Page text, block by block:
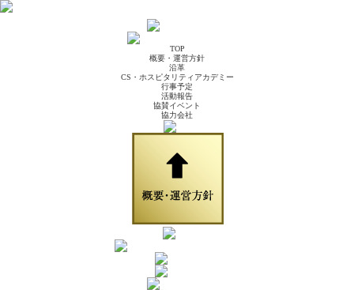
TOP
概要・運営方針
沿革
CS・ホスピタリティアカデミー
行事予定
活動報告
協賛イベント
協力会社